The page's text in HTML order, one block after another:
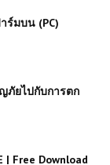
ร์มบน (PC)
ภัยไปกับการตก
| Free Download